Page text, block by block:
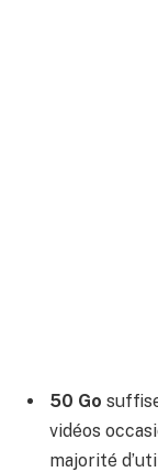
50 Go
vidéos
majorité